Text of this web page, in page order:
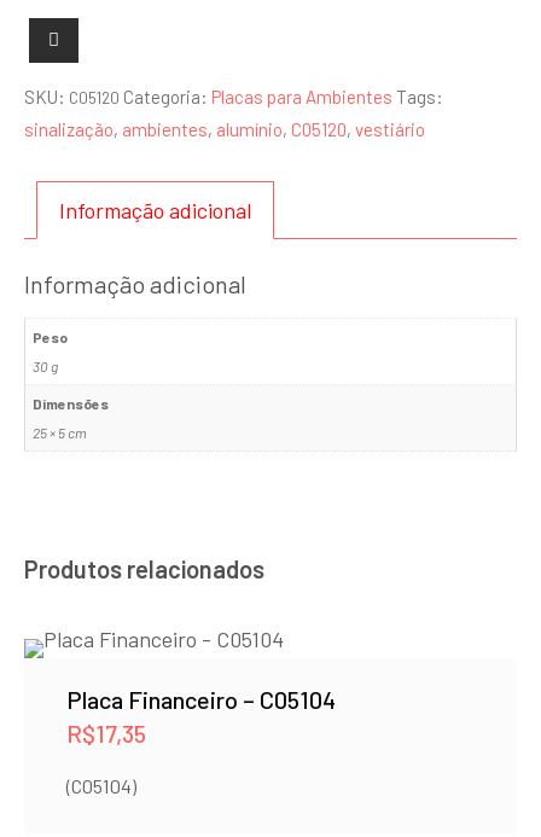
SKU: C05120 Categoria: Placas para Ambientes Tags:
sinalização, ambientes, alumínio, C05120, vestiário
Informação adicional
Informação adicional
Peso
30 g
Dimensões
25 × 5 cm
Produtos relacionados
Placa Financeiro – C05104
R$17,35
(C05104)